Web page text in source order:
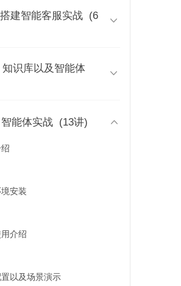
与编辑
个集成国内上
个集成国内上
建智能客服实战 (6

：实战演示
后端解析
识库以及智能体

库详解
用配置详解
布应用
能体实战 (13讲) 
安装
介绍
以及场景演示